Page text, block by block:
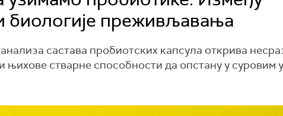
биологије преживљавања
састава пробиотских капсула открива
њихове стварне способности да опстану у суровим